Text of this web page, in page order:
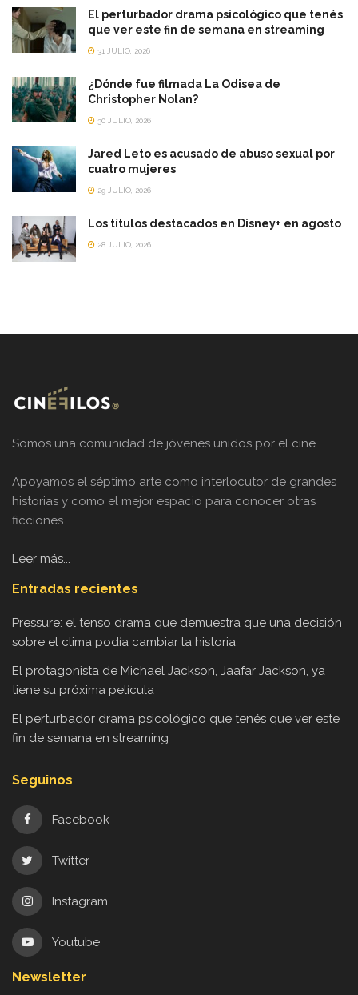
El perturbador drama psicológico que tenés
que ver este fin de semana en streaming
31 JULIO, 2026
¿Dónde fue filmada La Odisea de
Christopher Nolan?
30 JULIO, 2026
Jared Leto es acusado de abuso sexual por
cuatro mujeres
29 JULIO, 2026
Los títulos destacados en Disney+ en agosto
28 JULIO, 2026
Somos una comunidad de jóvenes unidos por el cine.
Apoyamos el séptimo arte como interlocutor de grandes
historias y como el mejor espacio para conocer otras
ficciones...
Leer más...
Entradas recientes
Pressure: el tenso drama que demuestra que una decisión
sobre el clima podía cambiar la historia
El protagonista de Michael Jackson, Jaafar Jackson, ya
tiene su próxima película
El perturbador drama psicológico que tenés que ver este
fin de semana en streaming
Seguinos
Facebook
Twitter
Instagram
Youtube
Newsletter